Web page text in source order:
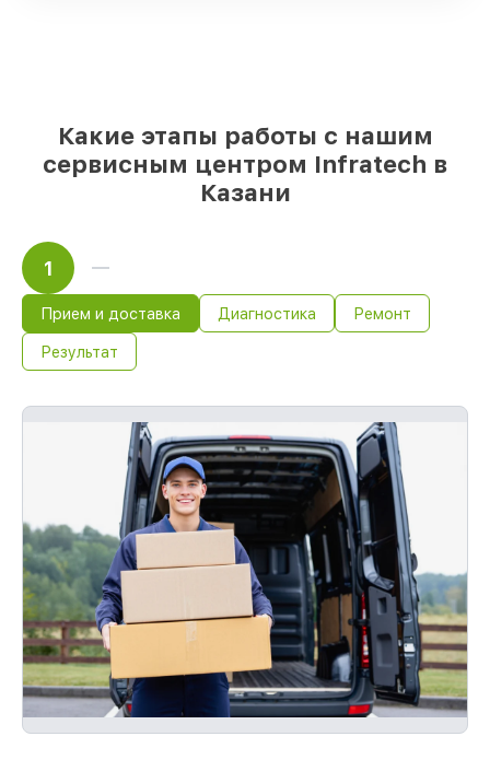
Какие этапы работы с нашим
сервисным центром Infratech в
Казани
1
Прием и доставка Диагностика Ремонт
Результат